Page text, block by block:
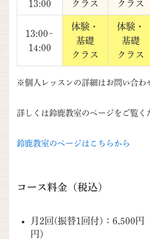
13:00 クラス クラス
13:00~
14:00
体験・
基礎
クラス
体験・
基礎
クラス
※個人レッスンの詳細はお問い合わ
詳しくは鈴鹿教室のページをご覧く
鈴鹿教室のページはこちらから
コース料金（税込）
月2回(振替1回付)：6,500円
円）